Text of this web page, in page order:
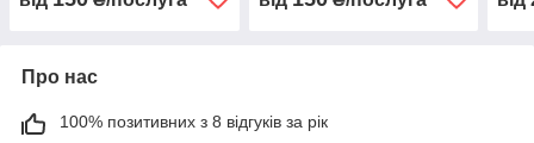
Про нас
100% позитивних з 8 відгуків за рік